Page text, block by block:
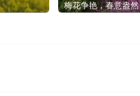
梅花争艳，春意盎然